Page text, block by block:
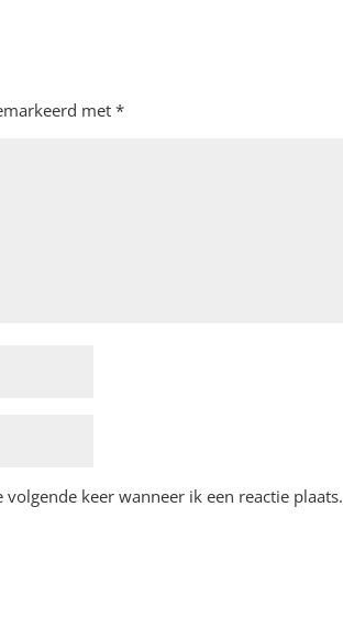
met *
keer wanneer ik een reactie plaats.